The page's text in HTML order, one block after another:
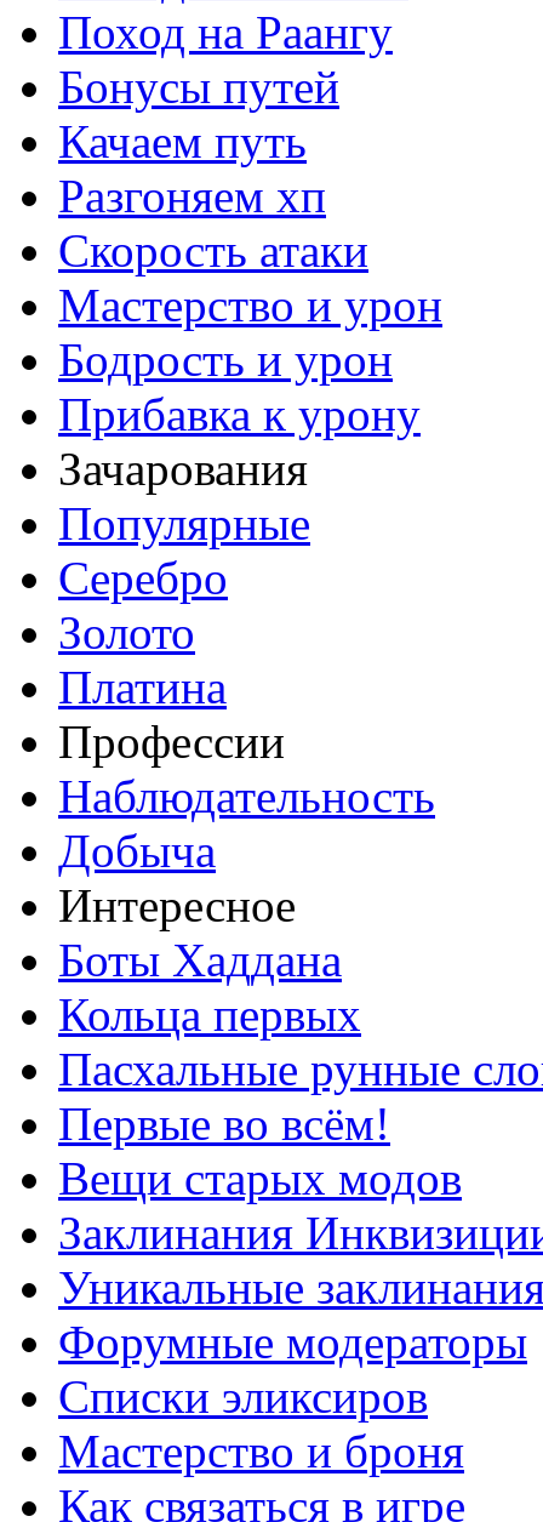
Поход на Раангу
Бонусы путей
Качаем путь
Разгоняем хп
Скорость атаки
Мастерство и урон
Бодрость и урон
Прибавка к урону
Зачарования
Популярные
Серебро
Золото
Платина
Профессии
Наблюдательность
Добыча
Интересное
Боты Хаддана
Кольца первых
Пасхальные рунные
Первые во всём!
Вещи старых модов
Заклинания
Уникальные
Форумные модераторы
Списки эликсиров
Мастерство и броня
Как связаться в игре